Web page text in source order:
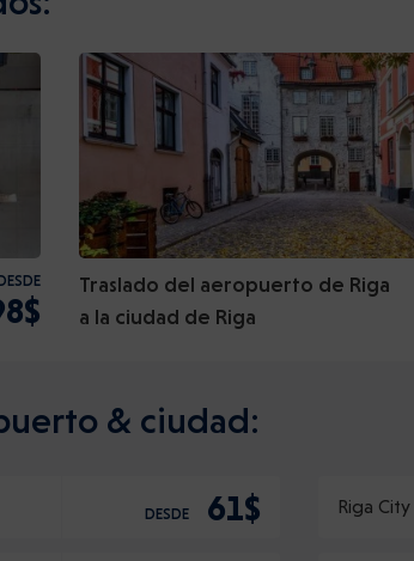
Traslado del aeropuerto de Riga
a la ciudad de Riga
& ciudad:
DESDE 61$ Riga City